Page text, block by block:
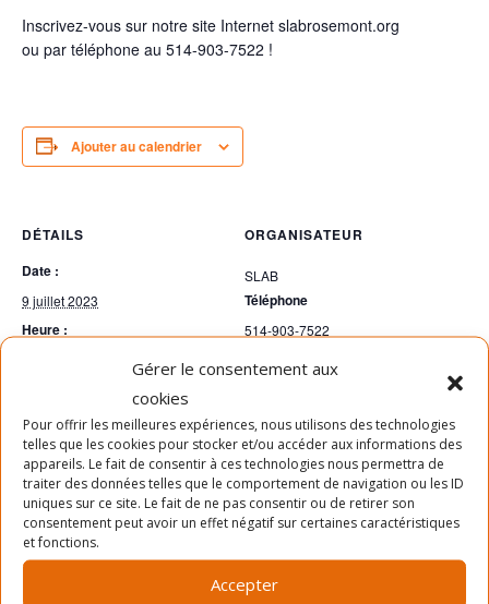
Gérer le consentement aux
cookies
Pour offrir les meilleures expériences, nous utilisons des technologies
telles que les cookies pour stocker et/ou accéder aux informations des
appareils. Le fait de consentir à ces technologies nous permettra de
traiter des données telles que le comportement de navigation ou les ID
uniques sur ce site. Le fait de ne pas consentir ou de retirer son
consentement peut avoir un effet négatif sur certaines caractéristiques
et fonctions.
Accepter
Inscrivez-vous sur notre site Internet slabrosemont.org
ou par téléphone au 514-903-7522 !
Ajouter au calendrier
DÉTAILS
Date :
9 juillet 2023
Heure :
Gratuit
ORGANISATEUR
SLAB
Téléphone
514-903-7522
Voir le site Organisateur